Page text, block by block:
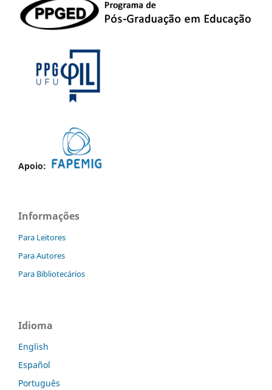
Apoio:
Informações
Para Leitores
Para Autores
Para Bibliotecários
Idioma
English
Español
Português